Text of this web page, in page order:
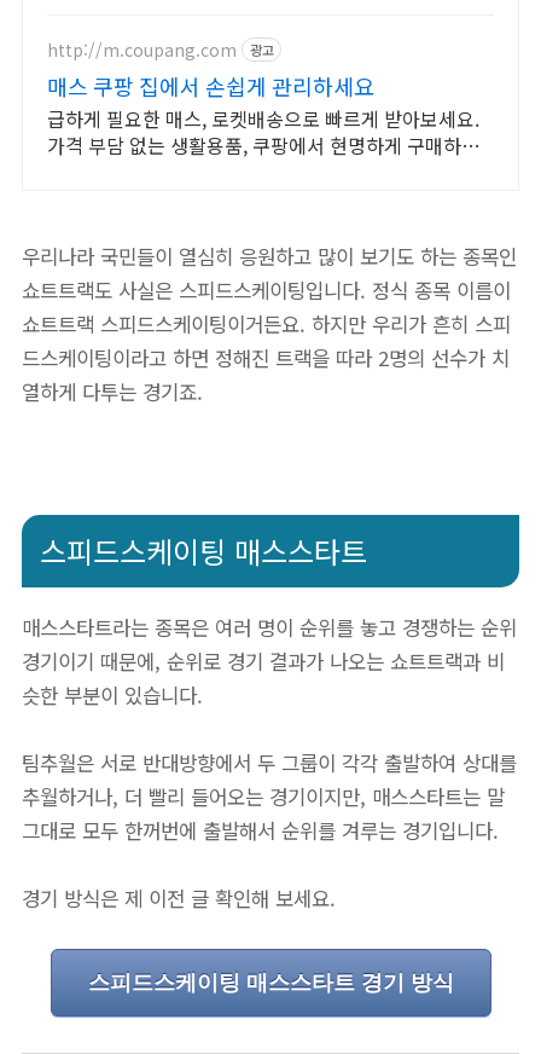
http://m.coupang.com 광고
매스 쿠팡 집에서 손쉽게 관리하세요
급하게 필요한 매스, 로켓배송으로 빠르게 받아보세요.
가격 부담 없는 생활용품, 쿠팡에서 현명하게 구매하세
우리나라 국민들이 열심히 응원하고 많이 보기도 하는 종목인
쇼트트랙도 사실은 스피드스케이팅입니다. 정식 종목 이름이
쇼트트랙 스피드스케이팅이거든요. 하지만 우리가 흔히 스피
드스케이팅이라고 하면 정해진 트랙을 따라 2명의 선수가 치
열하게 다투는 경기죠.
스피드스케이팅 매스스타트
매스스타트라는 종목은 여러 명이 순위를 놓고 경쟁하는 순위
경기이기 때문에, 순위로 경기 결과가 나오는 쇼트트랙과 비
슷한 부분이 있습니다.
팀추월은 서로 반대방향에서 두 그룹이 각각 출발하여 상대를
추월하거나, 더 빨리 들어오는 경기이지만, 매스스타트는 말
그대로 모두 한꺼번에 출발해서 순위를 겨루는 경기입니다.
경기 방식은 제 이전 글 확인해 보세요.
스피드스케이팅 매스스타트 경기 방식